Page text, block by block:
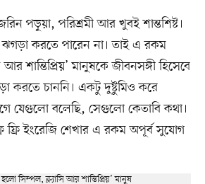
পড়ুয়া, পরিশ্রমী আর খুবই শান্তশিষ্ট।
করতে পারেন না। তাই এ রকম
শান্তিপ্রিয়’ মানুষকে জীবনসঙ্গী হিসেবে
করতে চাননি। একটু দুষ্টুমিও করে
যেগুলো বলেছি, সেগুলো কেতাবি কথা।
ইংরেজি শেখার এ রকম অপূর্ব সুযোগ